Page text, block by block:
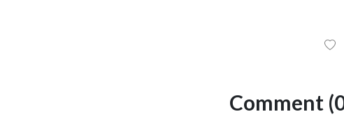
Comment